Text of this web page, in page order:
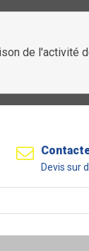
de l'activité
Devis sur